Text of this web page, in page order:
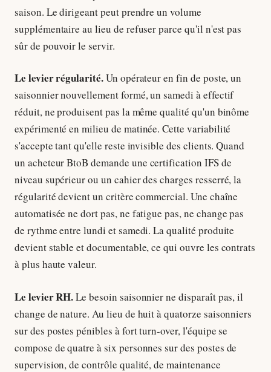
saison. Le dirigeant peut prendre un volume
supplémentaire au lieu de refuser parce qu'il n'est pas
sûr de pouvoir le servir.
Le levier régularité.Un opérateur en fin de poste, un
saisonnier nouvellement formé, un samedi à effectif
réduit, ne produisent pas la même qualité qu'un binôme
expérimenté en milieu de matinée. Cette variabilité
s'accepte tant qu'elle reste invisible des clients. Quand
un acheteur BtoB demande une certification IFS de
niveau supérieur ou un cahier des charges resserré, la
régularité devient un critère commercial. Une chaîne
automatisée ne dort pas, ne fatigue pas, ne change pas
de rythme entre lundi et samedi. La qualité produite
devient stable et documentable, ce qui ouvre les contrats
à plus haute valeur.
Le levier RH.Le besoin saisonnier ne disparaît pas, il
change de nature. Au lieu de huit à quatorze saisonniers
sur des postes pénibles à fort turn-over, l'équipe se
compose de quatre à six personnes sur des postes de
supervision, de contrôle qualité, de maintenance